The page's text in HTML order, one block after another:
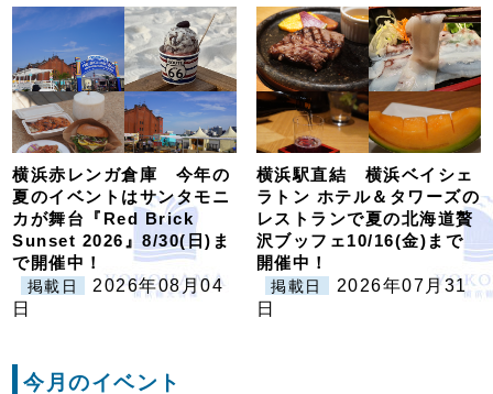
横浜赤レンガ倉庫 今年の
夏のイベントはサンタモニ
カが舞台『Red Brick
Sunset 2026』8/30(日)ま
で開催中！
掲載日
2026年08月04
日
横浜駅直結 横浜ベイシェ
ラトン ホテル＆タワーズの
レストランで夏の北海道贅
沢ブッフェ10/16(金)まで
開催中！
掲載日
2026年07月31
日
今月のイベント